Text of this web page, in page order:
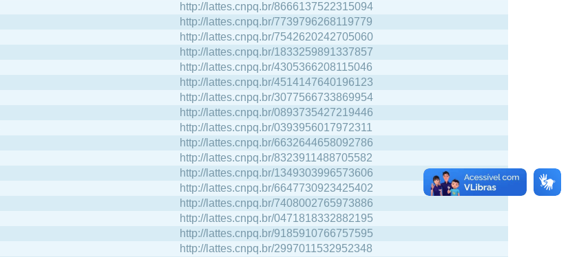
http://lattes.cnpq.br/8666137522315094
http://lattes.cnpq.br/7739796268119779
http://lattes.cnpq.br/7542620242705060
http://lattes.cnpq.br/1833259891337857
http://lattes.cnpq.br/4305366208115046
http://lattes.cnpq.br/4514147640196123
http://lattes.cnpq.br/3077566733869954
http://lattes.cnpq.br/0893735427219446
http://lattes.cnpq.br/0393956017972311
http://lattes.cnpq.br/6632644658092786
http://lattes.cnpq.br/8323911488705582
http://lattes.cnpq.br/1349303996573606
http://lattes.cnpq.br/6647730923425402
http://lattes.cnpq.br/7408002765973886
http://lattes.cnpq.br/0471818332882195
http://lattes.cnpq.br/9185910766757595
http://lattes.cnpq.br/2997011532952348